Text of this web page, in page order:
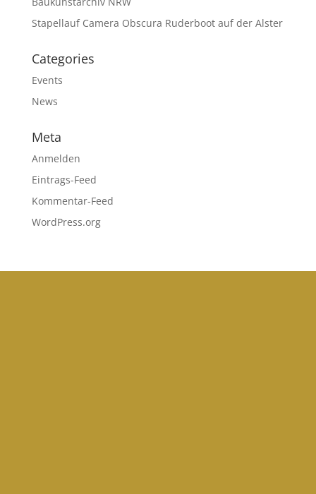
Stapellauf Camera Obscura Ruderboot auf der Alster
Categories
Events
News
Meta
Anmelden
Eintrags-Feed
Kommentar-Feed
WordPress.org